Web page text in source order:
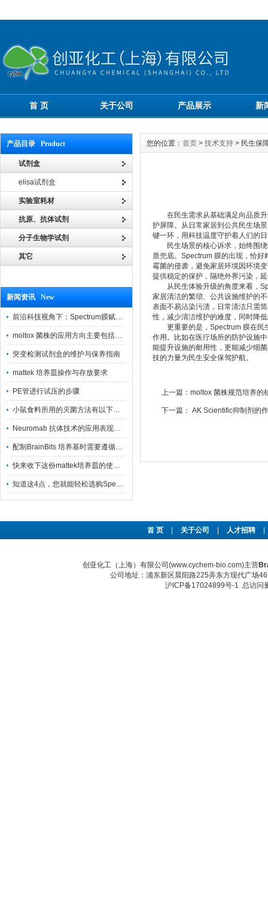
首 页 关于公司 产品展示 新
产品目录 Product
试剂盒
elisa试剂盒
实验室耗材
抗原、抗体试剂
分子生物学试剂
其它
新闻资讯 New
前沿科技视角下：Spectrum膜赋能精密制造
moltox 菌株的应用方向主要包括以下几个方面
突变检测试剂盒的维护与保养指南
mattek 培养皿操作与存放要求
PE管进行试压的步骤
小鼠食料所用的灭菌方法有以下三种
Neuromab 抗体技术的应用表现在这几方面
配制BrainBits 培养基时需要遵循的原则
快来收下这份mattek培养皿的使用指南
知道这4点，您就能轻松选购Spectrum 膜
您的位置： 首页 > 技术支持 > 民生保
在民生需求从基础满足向品质升
护屏障。从日常家居到公共民生场
键一环，用科技温度守护着人们的
民生场景的核心诉求，始终围绕
质兜底。Spectrum 膜的出现，恰
霉菌的侵袭，避免家居环境因环境
提供稳定的保护，隔绝外界污染，
从民生体验升级的角度来看，
家居清洁的繁琐、公共设施维护的
表面不易沾染污渍，日常清洁只需
性，减少清洁维护的难度，同时降
更重要的是，Spectrum 膜在民生
作用。比如在医疗场所的防护设施
能提升设施的耐用性，更能减少细
技的力量为民生安全保驾护航。
上一篇： moltox 菌株规范培养的
下一篇： AK Scientific抑制剂的
首 页 关于公司 人才招聘
创亚化工（上海）有限公司(www.cychem-bio.com)主营
公司地址：浦东新区晨阳路225弄东方现代广场
沪ICP备17024899号-1 总访问